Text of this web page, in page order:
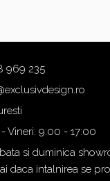
969 235
Vineri: 9:00 - 17:00
si duminica
daca intalnirea se